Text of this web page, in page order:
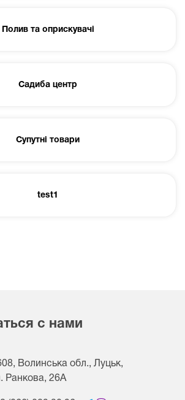
Полив та оприскувачі
Садиба центр
Супутні товари
test1
с нами
Волинська обл., Луцьк,
Ранкова, 26A